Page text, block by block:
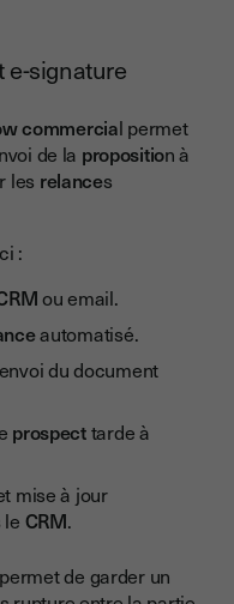
e-signature
commercial permet
de la proposition à
les relances
:
ou email.
automatisé.
du document
prospecttarde à
mise à jour
CRM.
de garder un